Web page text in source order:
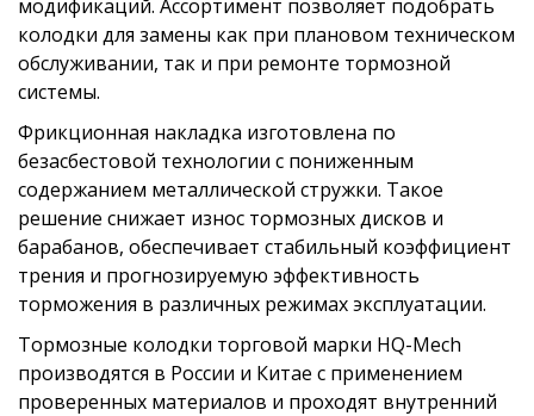
модификаций. Ассортимент позволяет подобрать
колодки для замены как при плановом техническом
обслуживании, так и при ремонте тормозной
системы.
Фрикционная накладка изготовлена по
безасбестовой технологии с пониженным
содержанием металлической стружки. Такое
решение снижает износ тормозных дисков и
барабанов, обеспечивает стабильный коэффициент
трения и прогнозируемую эффективность
торможения в различных режимах эксплуатации.
Тормозные колодки торговой марки HQ-Mech
производятся в России и Китае с применением
проверенных материалов и проходят внутренний